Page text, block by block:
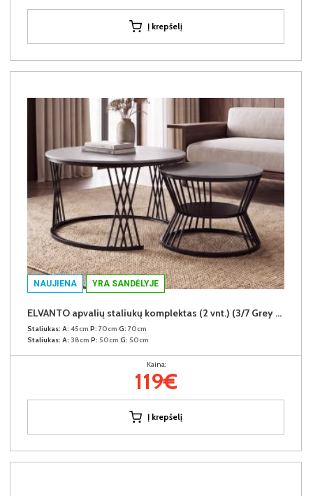
Į krepšelį
NAUJIENA YRA SANDĖLYJE
ELVANTO apvalių staliukų komplektas (2 vnt.) (3/7 Grey Matt)
Staliukas: A: 45cm P: 70cm G: 70cm
Staliukas: A: 38cm P: 50cm G: 50cm
Kaina:
119€
Į krepšelį